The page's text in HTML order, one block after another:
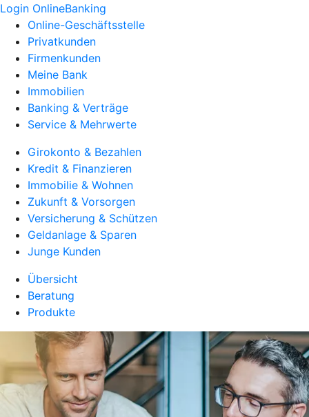
Login OnlineBanking
Online-Geschäftsstelle
Privatkunden
Firmenkunden
Meine Bank
Immobilien
Banking & Verträge
Service & Mehrwerte
Girokonto & Bezahlen
Kredit & Finanzieren
Immobilie & Wohnen
Zukunft & Vorsorgen
Versicherung & Schützen
Geldanlage & Sparen
Junge Kunden
Übersicht
Beratung
Produkte